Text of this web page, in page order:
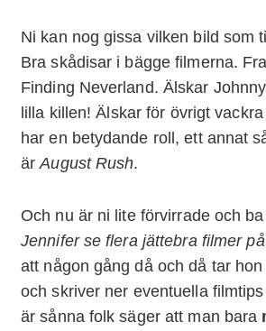
Ni kan nog gissa vilken bild som
Bra skådisar i bägge filmerna.
Finding Neverland. Älskar
lilla killen! Älskar för övrigt
har en betydande roll, ett annat
ärAugust Rush.
Och nu är ni lite förvirrade och ba
Jennifer se flera jättebra filmer
att någon gång då och då tar
och skriver ner eventuella
är sånna folk säger att man bara